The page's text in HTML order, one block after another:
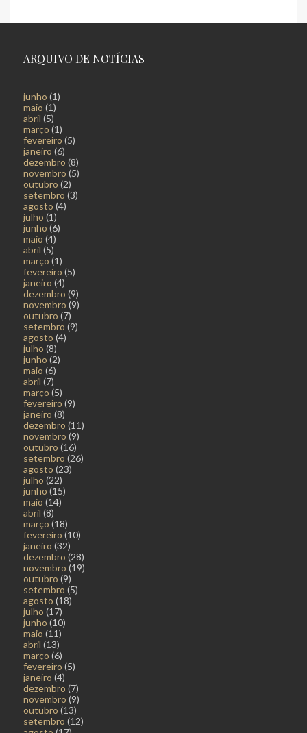
ARQUIVO DE NOTÍCIAS
junho (1)
maio (1)
abril (5)
março (1)
fevereiro (5)
janeiro (6)
dezembro (8)
novembro (5)
outubro (2)
setembro (3)
agosto (4)
julho (1)
junho (6)
maio (4)
abril (5)
março (1)
fevereiro (5)
janeiro (4)
dezembro (9)
novembro (9)
outubro (7)
setembro (9)
agosto (4)
julho (8)
junho (2)
maio (6)
abril (7)
março (5)
fevereiro (9)
janeiro (8)
dezembro (11)
novembro (9)
outubro (16)
setembro (26)
agosto (23)
julho (22)
junho (15)
maio (14)
abril (8)
março (18)
fevereiro (10)
janeiro (32)
dezembro (28)
novembro (19)
outubro (9)
setembro (5)
agosto (18)
julho (17)
junho (10)
maio (11)
abril (13)
março (6)
fevereiro (5)
janeiro (4)
dezembro (7)
novembro (9)
outubro (13)
setembro (12)